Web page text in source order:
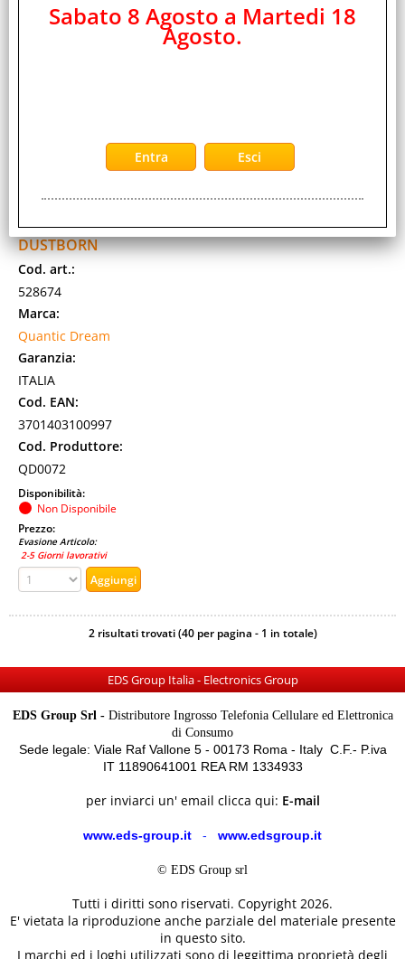
2-5 Giorni lavorativi
QUANTIC DREAM XBOX SERIES X XBOX ONE
DUSTBORN
Cod. art.:
528674
Marca:
Quantic Dream
Garanzia:
ITALIA
Cod. EAN:
3701403100997
Cod. Produttore:
QD0072
Disponibilità:
Non Disponibile
Prezzo:
Evasione Articolo:
2-5 Giorni lavorativi
2 risultati trovati (40 per pagina - 1 in totale)
EDS Group Italia - Electronics Group
EDS Group Srl -Distributore Ingrosso Telefonia Cellulare ed Elettronica
di Consumo
Sede legale: Viale Raf Vallone 5 - 00173 Roma - Italy C.F.- P.iva
IT 11890641001 REA RM 1334933
per inviarci un' email clicca qui: E-mail
www.eds-group.it - www.edsgroup.it
© EDS Group srl
Tutti i diritti sono riservati. Copyright 2026.
E' vietata la riproduzione anche parziale del materiale presente
in questo sito.
I marchi ed i loghi utilizzati sono di leggittima proprietà degli
Sabato 8 Agosto a Martedi 18
Agosto.